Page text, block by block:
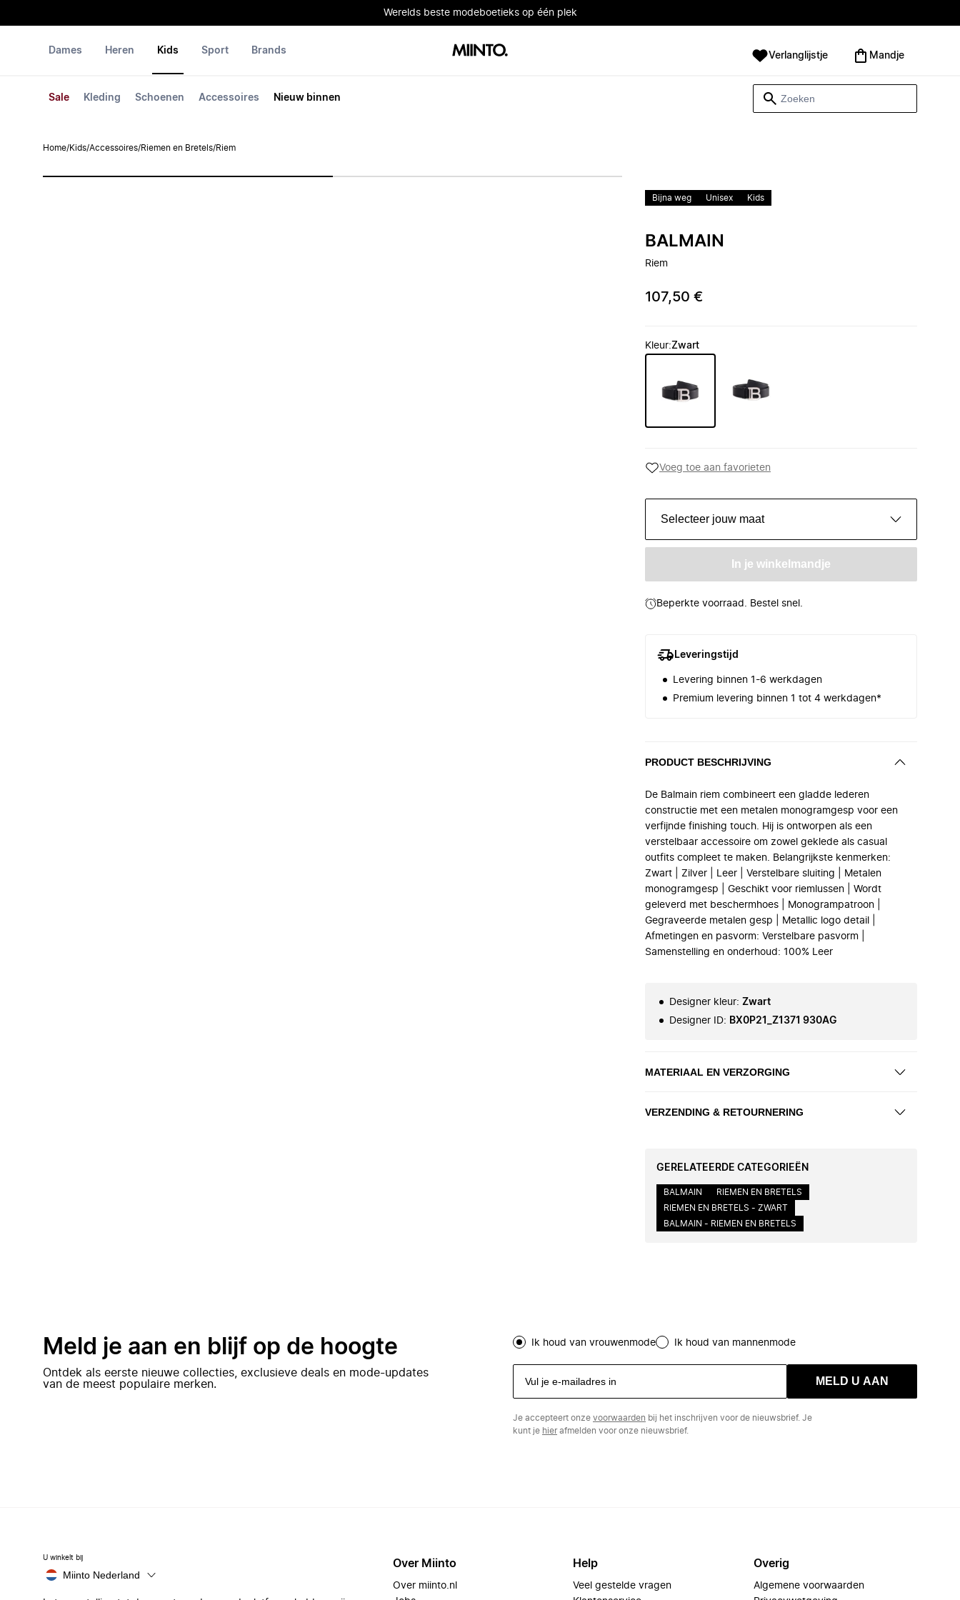
Werelds beste modeboetieks op één plek
Dames Heren Kids
Sale Kleding Schoenen Accessoires Nieuw binnen
Sport Brands Verlanglijstje Mandje
Home/Kids/Accessoires/Riemen en Bretels/Riem
Bijna weg Unisex Kids
BALMAIN
Riem
107,50 €
Kleur:Zwart
Voeg toe aan favorieten
Selecteer jouw maat
In je winkelmandje
Beperkte voorraad. Bestel snel.
Leveringstijd
Levering binnen 1-6 werkdagen
Premium levering binnen 1 tot 4 werkdagen*
PRODUCT BESCHRIJVING
De Balmain riem combineert een gladde lederen
constructie met een metalen monogramgesp voor een
verfijnde finishing touch. Hij is ontworpen als een
verstelbaar accessoire om zowel geklede als casual
outfits compleet te maken. Belangrijkste kenmerken:
Zwart | Zilver | Leer | Verstelbare sluiting | Metalen
monogramgesp | Geschikt voor riemlussen | Wordt
geleverd met beschermhoes | Monogrampatroon |
Gegraveerde metalen gesp | Metallic logo detail |
Afmetingen en pasvorm: Verstelbare pasvorm |
Samenstelling en onderhoud: 100% Leer
Designer kleur: Zwart
Designer ID: BX0P21_Z1371 930AG
MATERIAAL EN VERZORGING
VERZENDING & RETOURNERING
GERELATEERDE CATEGORIEËN
BALMAIN
RIEMEN EN BRETELS
RIEMEN EN BRETELS - ZWART
BALMAIN - RIEMEN EN BRETELS
Meld je aan en blijf op de hoogte
Ontdek als eerste nieuwe collecties, exclusieve deals en mode-updates
van de meest populaire merken.
Ik houd van vrouwenmode Ik houd van mannenmode
MELD U AAN
Je accepteert onze voorwaarden bij het inschrijven voor de nieuwsbrief. Je
kunt je hierafmelden voor onze nieuwsbrief.
U winkelt bij
Miinto Nederland
Over Miinto
Over miinto.nl
Help
Veel gestelde vragen
Overig
Algemene voorwaarden